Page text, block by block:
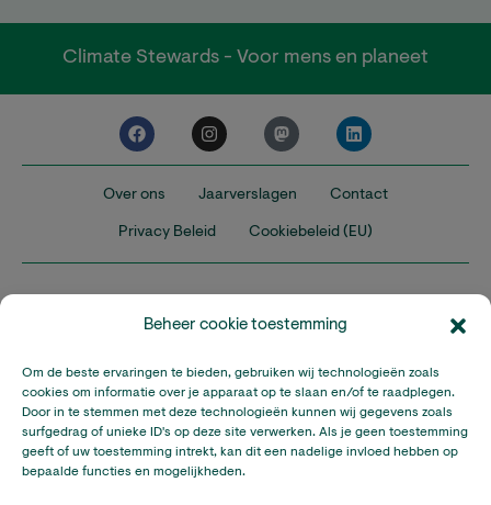
Beheer cookie toestemming
Om de beste ervaringen te bieden, gebruiken wij technologieën zoals
cookies om informatie over je apparaat op te slaan en/of te raadplegen.
Door in te stemmen met deze technologieën kunnen wij gegevens zoals
surfgedrag of unieke ID's op deze site verwerken. Als je geen toestemming
geeft of uw toestemming intrekt, kan dit een nadelige invloed hebben op
bepaalde functies en mogelijkheden.
Climate Stewards - Voor mens en planeet
Over ons Jaarverslagen Contact
Privacy Beleid Cookiebeleid (EU)
Nederland Verenigd Koninkrijk Verenigde Staten
Climate Stewards is onderdeel van Stichting A Rocha Nederland,
een geregistreerd goed doel in Nederland (RSIN: 815032924).